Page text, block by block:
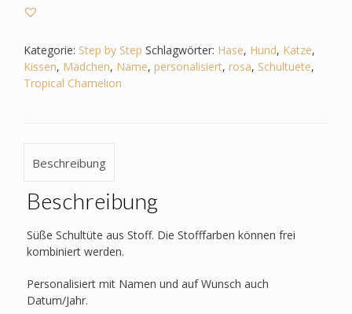
Haustiere
Hund
-
Katze
Kategorie: Step by Step Schlagwörter: Hase, Hund, Katze,
Kissen, Mädchen, Name, personalisiert, rosa, Schultuete,
Tropical Chamelion
Beschreibung
Beschreibung
Süße Schultüte aus Stoff. Die Stofffarben können frei
kombiniert werden.
Personalisiert mit Namen und auf Wunsch auch
Datum/Jahr.